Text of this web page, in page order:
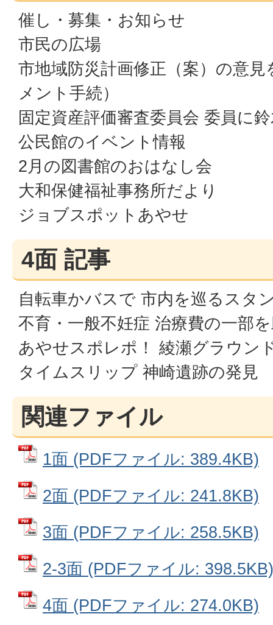
催し・募集・お知らせ
市民の広場
市地域防災計画修正（案）の意
メント手続）
固定資産評価審査委員会 委員に
公民館のイベント情報
2月の図書館のおはなし会
大和保健福祉事務所だより
ジョブスポットあやせ
4面 記事
自転車かバスで 市内を巡るスタ
不育・一般不妊症 治療費の一部
あやせスポレポ！ 綾瀬グラウン
タイムスリップ 神崎遺跡の発見
関連ファイル
1面 (PDFファイル: 389.4KB)
2面 (PDFファイル: 241.8KB)
3面 (PDFファイル: 258.5KB)
2-3面 (PDFファイル: 398.5KB)
4面 (PDFファイル: 274.0KB)